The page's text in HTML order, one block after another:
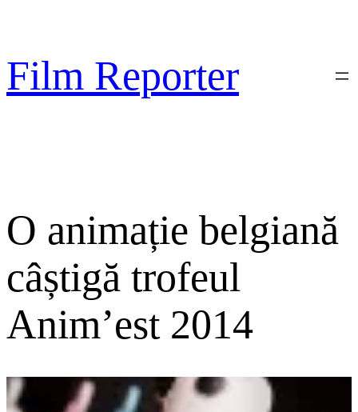
conținut
Film Reporter
O animație belgiană
câștigă trofeul
Anim’est 2014